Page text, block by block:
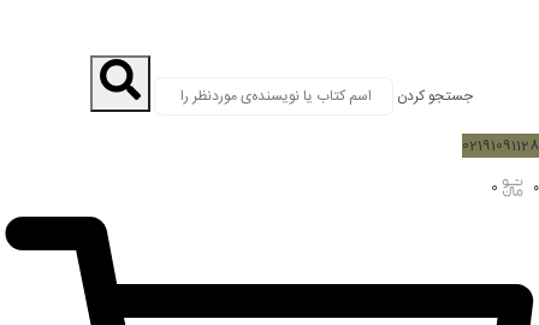
جستجو کردن
02191091128
۰
0